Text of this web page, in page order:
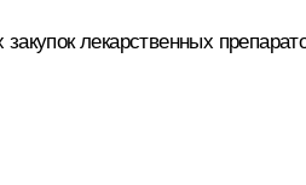
лекарственных